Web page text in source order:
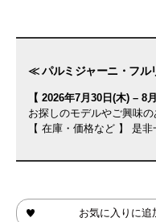
≪ パルミジャーニ・フ
【 2026年7月30日(木) – 8
お探しのモデルやご興味
【 在庫・価格など 】 是
お気に入りに追